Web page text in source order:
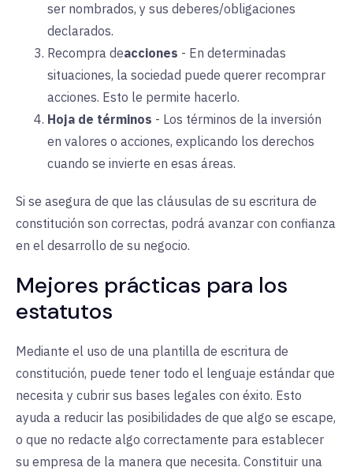
ser nombrados, y sus deberes/obligaciones
declarados.
Recompra deacciones - En determinadas
situaciones, la sociedad puede querer recomprar
acciones. Esto le permite hacerlo.
Hoja de términos - Los términos de la inversión
en valores o acciones, explicando los derechos
cuando se invierte en esas áreas.
Si se asegura de que las cláusulas de su escritura de
constitución son correctas, podrá avanzar con confianza
en el desarrollo de su negocio.
Mejores prácticas para los
estatutos
Mediante el uso de una plantilla de escritura de
constitución, puede tener todo el lenguaje estándar que
necesita y cubrir sus bases legales con éxito. Esto
ayuda a reducir las posibilidades de que algo se escape,
o que no redacte algo correctamente para establecer
su empresa de la manera que necesita. Constituir una